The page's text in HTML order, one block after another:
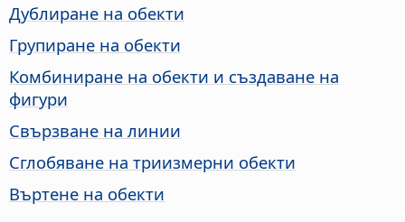
Дублиране на обекти
Групиране на обекти
Комбиниране на обекти и създаване на
фигури
Свързване на линии
Сглобяване на триизмерни обекти
Въртене на обекти